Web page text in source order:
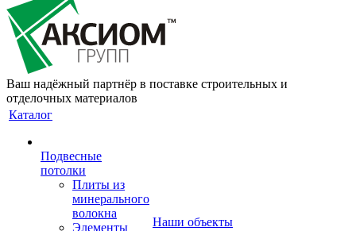
Ваш надёжный партнёр в поставке строительных и
отделочных материалов
Каталог
Подвесные
потолки
Плиты из
минерального
волокна
Элементы
Наши объекты